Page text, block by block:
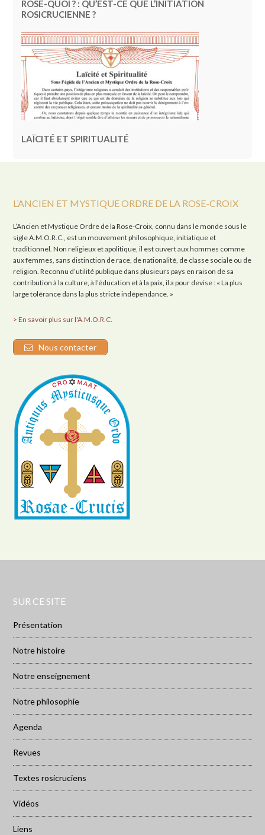
ROSE-QUOI ? : QU’EST-CE QUE L’INITIATION
ROSICRUCIENNE ?
LAÏCITÉ ET SPIRITUALITÉ
L’ANCIEN ET MYSTIQUE ORDRE DE LA ROSE-CROIX
L’Ancien et Mystique Ordre de la Rose-Croix, connu dans le monde sous le
sigle A.M.O.R.C., est un mouvement philosophique, initiatique et
traditionnel. Non religieux et apolitique, il est ouvert aux hommes comme
aux femmes, sans distinction de race, de nationalité, de classe sociale ou de
religion. Reconnu d’utilité publique dans plusieurs pays en raison de sa
contribution à la culture, à l’éducation et à la paix, il a pour devise : « La plus
large tolérance dans la plus stricte indépendance. »
> En savoir plus sur l'A.M.O.R.C.
Nous contacter
SUR CE SITE
Présentation
Notre histoire
Notre enseignement
Notre philosophie
Agenda
Revues
Textes rosicruciens
Vidéos
Liens